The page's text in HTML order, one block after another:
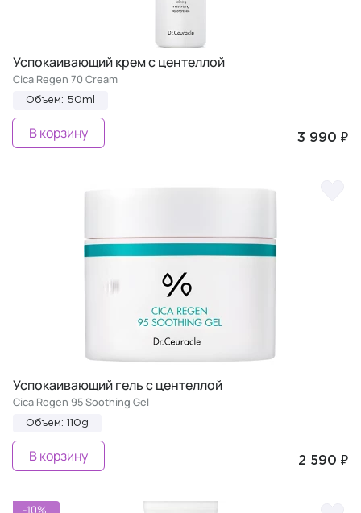
Успокаивающий крем с центеллой
Cica Regen 70 Cream
Объем: 50ml
3 990 ₽
В корзину
Успокаивающий гель с центеллой
Cica Regen 95 Soothing Gel
Объем: 110g
2 590 ₽
В корзину
-10%